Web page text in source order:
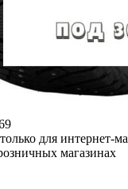
для интернет-
магазинах